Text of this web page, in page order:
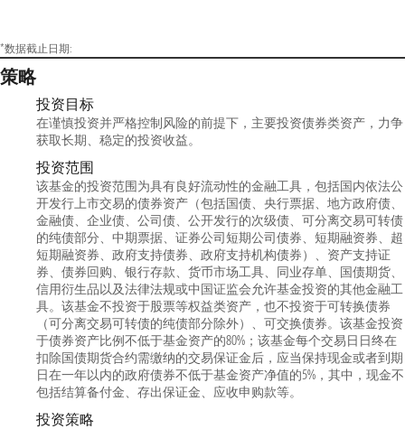
*数据截止日期:
策略
投资目标
在谨慎投资并严格控制风险的前提下，主要投资债券类资产，力争
获取长期、稳定的投资收益。
投资范围
该基金的投资范围为具有良好流动性的金融工具，包括国内依法公
开发行上市交易的债券资产（包括国债、央行票据、地方政府债、
金融债、企业债、公司债、公开发行的次级债、可分离交易可转债
的纯债部分、中期票据、证券公司短期公司债券、短期融资券、超
短期融资券、政府支持债券、政府支持机构债券）、资产支持证
券、债券回购、银行存款、货币市场工具、同业存单、国债期货、
信用衍生品以及法律法规或中国证监会允许基金投资的其他金融工
具。该基金不投资于股票等权益类资产，也不投资于可转换债券
（可分离交易可转债的纯债部分除外）、可交换债券。该基金投资
于债券资产比例不低于基金资产的80%；该基金每个交易日日终在
扣除国债期货合约需缴纳的交易保证金后，应当保持现金或者到期
日在一年以内的政府债券不低于基金资产净值的5%，其中，现金不
包括结算备付金、存出保证金、应收申购款等。
投资策略